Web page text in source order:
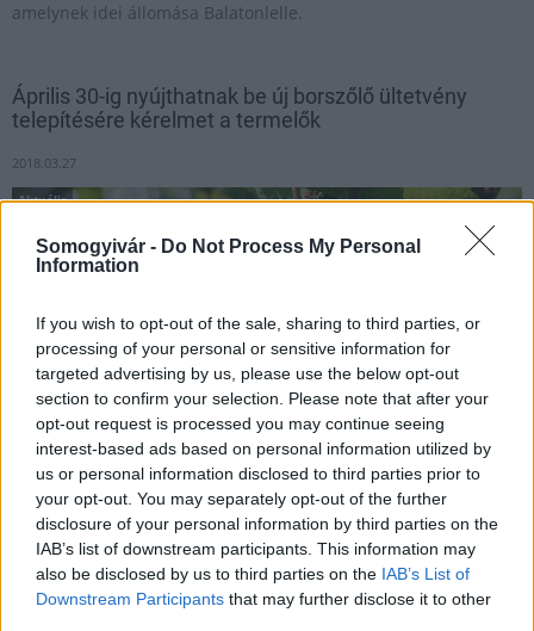
Somogyivár - Do Not Process My Personal
Information
If you wish to opt-out of the sale, sharing to third parties, or
processing of your personal or sensitive information for
targeted advertising by us, please use the below opt-out
section to confirm your selection. Please note that after your
opt-out request is processed you may continue seeing
interest-based ads based on personal information utilized by
us or personal information disclosed to third parties prior to
your opt-out. You may separately opt-out of the further
disclosure of your personal information by third parties on the
IAB’s list of downstream participants. This information may
also be disclosed by us to third parties on the IAB’s List of
Downstream Participants that may further disclose it to other
amelynek idei állomása Balatonlelle.
Április 30-ig nyújthatnak be új borszőlő ültetvény
telepítésére kérelmet a termelők
2018.03.27
Aktuális
Idén is április 1. és 30. között nyújthatnak be új borszőlő
ültetvény telepítésére kérelmet a termelők a területileg illetékes
hegybíróhoz, az országosan igényelt terület nagysága nem
haladhatja meg a 652 hektárt - közölte a Hegyközségek Nemzeti